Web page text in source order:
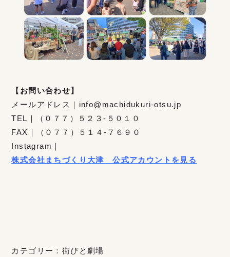
【お問い合わせ】
メールアドレス｜info@machidukuri-otsu.jp
TEL｜（０７７）５２３-５０１０
FAX｜（０７７）５１４-７６９０
Instagram｜
株式会社まちづくり大津 公式アカウントを見る
カテゴリー： 街びと劇場